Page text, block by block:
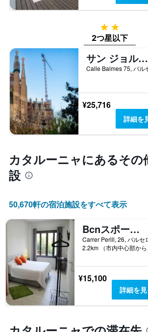
2つ星
2つ星以下
サン ジョルディ ホステルズ ロック パレス
¥25,716
詳細を
カタルーニャ​にあるその
設
50,670​軒の宿泊施設をすべて表示
Bcnスポートホステルズ
2.2km （市内中心部から
¥15,100
詳細を